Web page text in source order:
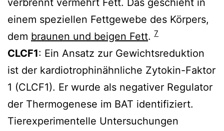
einem speziellen Fettgewebe des Körpers,
dem braunen und beigen Fett. 7
CLCF1: Ein Ansatz zur Gewichtsreduktion
ist der kardiotrophinähnliche Zytokin-Faktor
1 (CLCF1). Er wurde als negativer Regulator
der Thermogenese im BAT identifiziert.
Tierexperimentelle Untersuchungen